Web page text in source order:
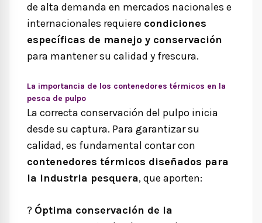
de alta demanda en mercados nacionales e
internacionales requiere condiciones
específicas de manejo y conservación
para mantener su calidad y frescura.
La importancia de los contenedores térmicos en la
pesca de pulpo
La correcta conservación del pulpo inicia
desde su captura. Para garantizar su
calidad, es fundamental contar con
contenedores térmicos diseñados para
la industria pesquera, que aporten:
? Óptima conservación de la